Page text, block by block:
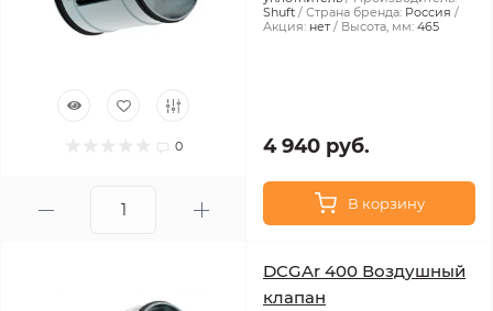
0
Shuft
Страна бренда: Россия
Акция: нет Высота, мм: 465
4 940 руб.
В корзину
DCGAr 400 Воздушный
клапан